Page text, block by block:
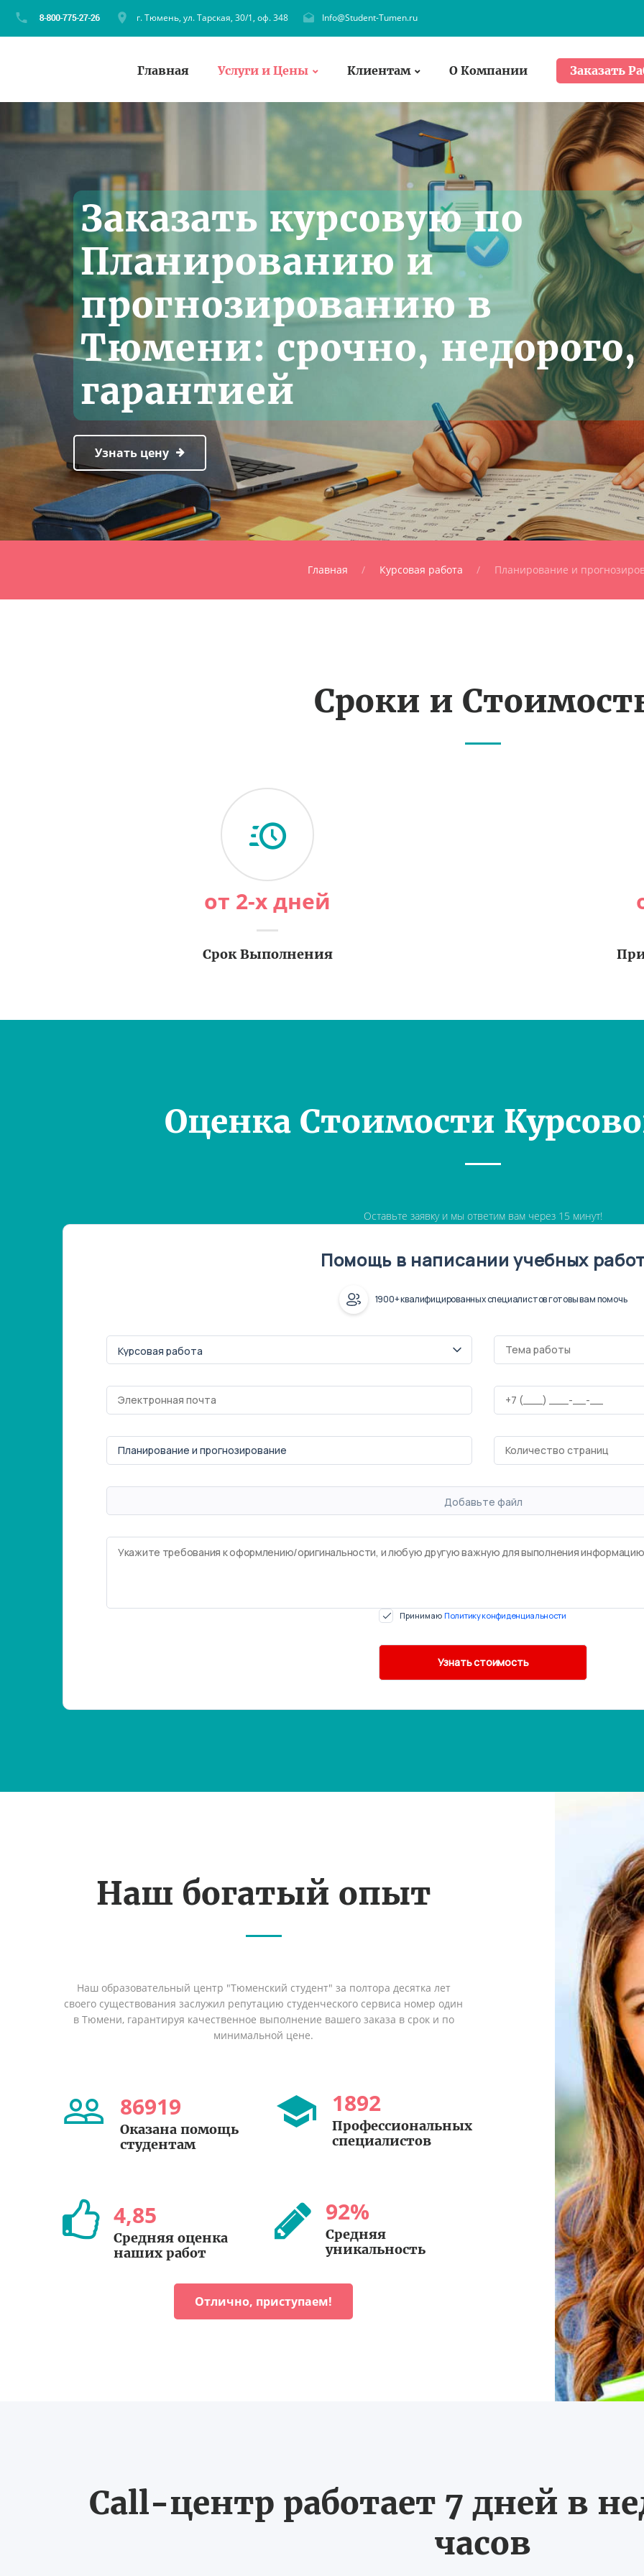
г. Тюмень, ул. Тарская, 30/1, оф. 348 Info@Student-Tumen.ru
Главная Услуги и Цены Клиентам О Компании Заказать
Заказать курсовую по
Планированию и
прогнозированию в
Тюмени: срочно, недорого,
гарантией
Узнать цену
Главная Курсовая работа Планирование и
Сроки и
от 2-х дней
Срок Выполнения
Оценка Стоимости
Оставьте заявку и мы ответим вам через 15 минут!
Помощь в написании учебных
1900+ квалифицированных специалистов готовы вам помочь
Добавьте файл
Принимаю Политику конфиденциальности
Наш богатый опыт
Наш образовательный центр "Тюменский студент" за полтора десятка лет
своего существования заслужил репутацию студенческого сервиса номер один
в Тюмени, гарантируя качественное выполнение вашего заказа в срок и по
минимальной цене.
86919
Оказана помощь
студентам
1892
Профессиональных
специалистов
4,85
Средняя оценка
наших работ
92%
Средняя
уникальность
Отлично, приступаем!
Call-центр работает 7 дней в
часов